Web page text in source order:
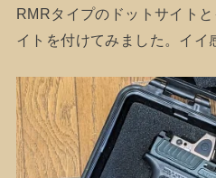
RMRタイプのドットサイト
イトを付けてみました。イイ